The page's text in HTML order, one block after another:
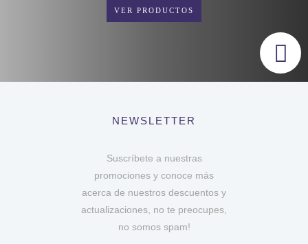
VER PRODUCTOS
NEWSLETTER
Suscríbete a nuestras
promociones y conoce más
acerca de nuestros descuentos y
actualizaciones, no te preocupes,
no somos spam!